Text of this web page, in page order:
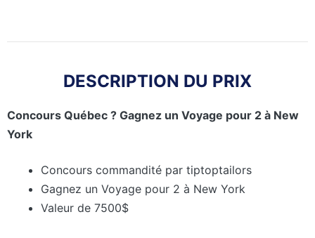
DESCRIPTION DU PRIX
Concours Québec ? Gagnez un Voyage pour 2 à New
York
Concours commandité par tiptoptailors
Gagnez un Voyage pour 2 à New York
Valeur de 7500$